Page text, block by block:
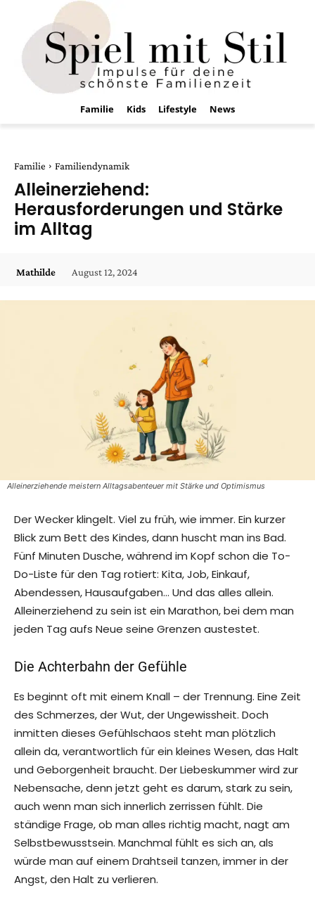
Familie Kids Lifestyle News
Familie Familiendynamik
Alleinerziehend:
Herausforderungen und Stärke
im Alltag
Mathilde August 12, 2024
Alleinerziehende meistern Alltagsabenteuer mit Stärke und Optimismus
Der Wecker klingelt. Viel zu früh, wie immer. Ein kurzer
Blick zum Bett des Kindes, dann huscht man ins Bad.
Fünf Minuten Dusche, während im Kopf schon die To-
Do-Liste für den Tag rotiert: Kita, Job, Einkauf,
Abendessen, Hausaufgaben… Und das alles allein.
Alleinerziehend zu sein ist ein Marathon, bei dem man
jeden Tag aufs Neue seine Grenzen austestet.
Die Achterbahn der Gefühle
Es beginnt oft mit einem Knall – der Trennung. Eine Zeit
des Schmerzes, der Wut, der Ungewissheit. Doch
inmitten dieses Gefühlschaos steht man plötzlich
allein da, verantwortlich für ein kleines Wesen, das Halt
und Geborgenheit braucht. Der Liebeskummer wird zur
Nebensache, denn jetzt geht es darum, stark zu sein,
auch wenn man sich innerlich zerrissen fühlt. Die
ständige Frage, ob man alles richtig macht, nagt am
Selbstbewusstsein. Manchmal fühlt es sich an, als
würde man auf einem Drahtseil tanzen, immer in der
Angst, den Halt zu verlieren.